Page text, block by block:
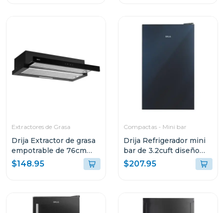
Extractores de Grasa
Drija Extractor de grasa
empotrable de 76cm
color negro
$148.95
Compactas - Mini bar
Drija Refrigerador mini
bar de 3.2cuft diseño
espejo mirror 3
$207.95